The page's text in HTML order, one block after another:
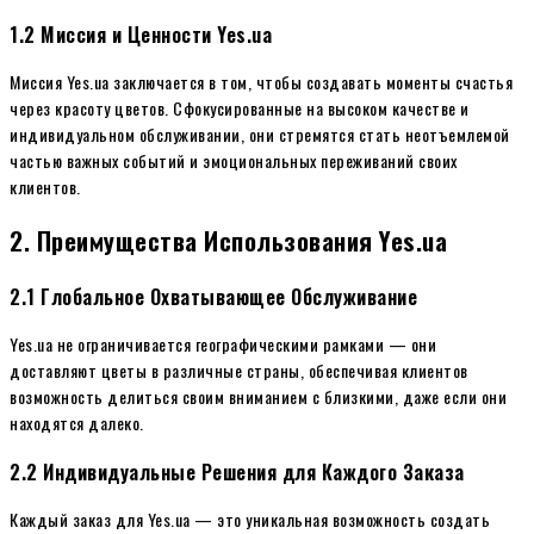
1.2 Миссия и Ценности Yes.ua
Миссия Yes.ua заключается в том, чтобы создавать моменты счастья
через красоту цветов. Сфокусированные на высоком качестве и
индивидуальном обслуживании, они стремятся стать неотъемлемой
частью важных событий и эмоциональных переживаний своих
клиентов.
2. Преимущества Использования Yes.ua
2.1 Глобальное Охватывающее Обслуживание
Yes.ua не ограничивается географическими рамками — они
доставляют цветы в различные страны, обеспечивая клиентов
возможность делиться своим вниманием с близкими, даже если они
находятся далеко.
2.2 Индивидуальные Решения для Каждого Заказа
Каждый заказ для Yes.ua — это уникальная возможность создать